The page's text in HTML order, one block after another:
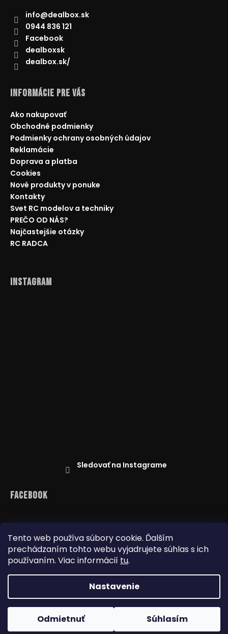
Tento web používa súbory cookie. Ďalším
prechádzaním tohto webu vyjadrujete súhlas s ich
používaním. Viac informácií tu.
Nastavenie
Odmietnuť Súhlasím
info@dealbox.sk
0944 836 121
Facebook
dealboxsk
dealbox.sk/
Informácie pre Vás
Ako nakupovať
Obchodné podmienky
Podmienky ochrany osobných údajov
Reklamácie
Doprava a platba
Cookies
Nové produkty v ponuke
Kontakty
Svet RC modelov a techniky
PREČO OD NÁS?
Najčastejšie otázky
RC RADCA
Instagram
Sledovať na Instagrame
Facebook
Reklamácie Doprava a platba
Najnižšia cena na trhu Obchodné podmienky
Copyright 2026www.dealbox.sk. Všetky práva
vyhradené.Upraviť nastavenie cookies